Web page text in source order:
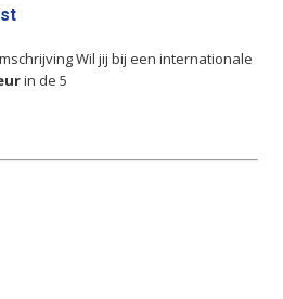
Wil jij bij een internationale
in de 5